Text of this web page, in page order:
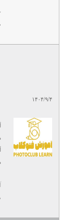
بروز ترین
آسانسور و
آموزشگاه
آموزشگاه
،
۱۴۰۴/۹/۴
،